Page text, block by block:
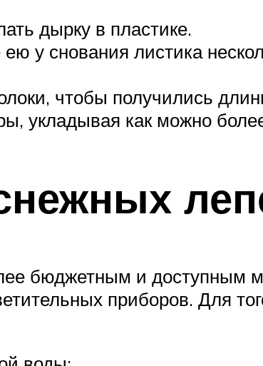
дырку в пластике.
у снования листика
чтобы получились
укладывая как можно
бюджетным и доступным
приборов. Для